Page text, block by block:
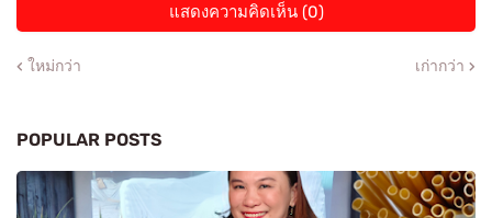
แสดงความคิดเห็น (0)
ใหม่กว่า เก่ากว่า
POPULAR POSTS